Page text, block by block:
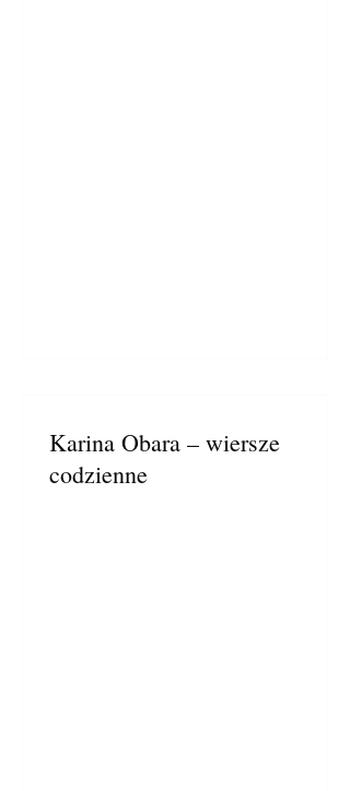
Karina Obara – wiersze
codzienne